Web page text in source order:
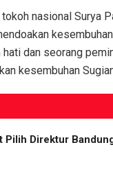
nasional Surya
dan seorang
kesembuhan
Direktur